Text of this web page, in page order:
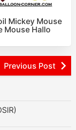
Mickey Mouse
Mouse Hallo
Previous Post